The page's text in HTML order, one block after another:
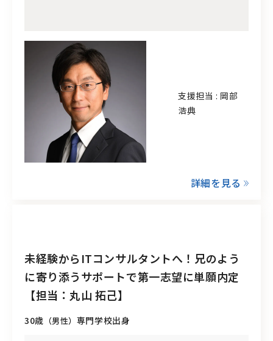
支援担当 : 岡部
浩典
詳細を見る
30歳 （男性） 専門学校出身
未経験からITコンサルタントへ！兄のよう
に寄り添うサポートで第一志望に単願内定
【担当：丸山 拓己】